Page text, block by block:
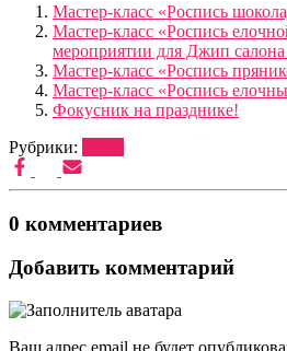
Мастер-класс «Роспись
Мастер-класс «Роспись
мероприятии для Джип
Мастер-класс «Роспись
Мастер-класс «Роспись
Фокусник на празднике!
Рубрики:
0 комментариев
Добавить комментарий